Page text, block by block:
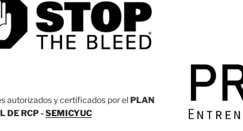
autorizados y certificados por elPLAN
DE RCP -SEMICYUC